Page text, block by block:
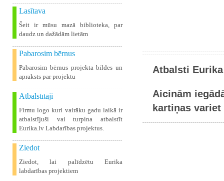
Lasītava
Šeit ir mūsu mazā biblioteka, par
daudz un dažādām lietām
Pabarosim bērnus
Pabarosim bērnus projekta bildes un
apraksts par projektu
Atbalstītāji
Firmu logo kuri vairāku gadu laikā ir
atbalstījuši vai turpina atbalstīt
Eurika.lv Labdarības projektus.
Ziedot
Ziedot, lai palīdzētu Eurika
labdarības projektiem
Atbalsti
Aicinām
kartiņas variet